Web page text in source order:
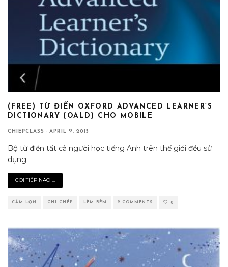
(FREE) TỪ ĐIỂN OXFORD ADVANCED LEARNER’S
DICTIONARY (OALD) CHO MOBILE
CHIEPCLASS · APRIL 9, 2015
Bộ từ điển tất cả người học tiếng Anh trên thế giới đều sử
dụng.
COI TIẾP NÀO ...
CÁM LỢN GHI CHÉP LÈM BÈM 2 COMMENTS 0